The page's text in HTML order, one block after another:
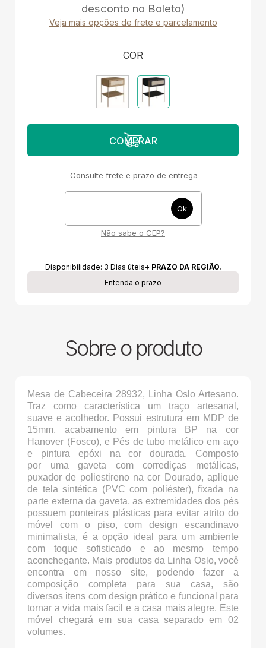
desconto no Boleto)
Veja mais opções de frete e parcelamento
COR
Consulte frete e prazo de entrega
Não sabe o CEP?
Disponibilidade: 3 Dias úteis+ PRAZO DA REGIÃO.
Entenda o prazo
Sobre o produto
Mesa de Cabeceira 28932, Linha Oslo Artesano.
Traz como característica um traço artesanal,
suave e acolhedor. Possui estrutura em MDP de
15mm, acabamento em pintura BP na cor
Hanover (Fosco), e Pés de tubo metálico em aço
e pintura epóxi na cor dourada. Composto
por uma gaveta com corrediças metálicas,
puxador de poliestireno na cor Dourado, aplique
de tela sintética (PVC com poliéster), fixada na
parte externa da gaveta, as extremidades dos pés
possuem ponteiras plásticas para evitar atrito do
móvel com o piso, com design escandinavo
minimalista, é a opção ideal para um ambiente
com toque sofisticado e ao mesmo tempo
aconchegante. Mais produtos da Linha Oslo, você
encontra em nosso site, podendo fazer a
composição completa para sua casa, são
diversos itens com design prático e funcional para
tornar a vida mais facil e a casa mais alegre. Este
móvel chegará em sua casa separado em 02
volumes.